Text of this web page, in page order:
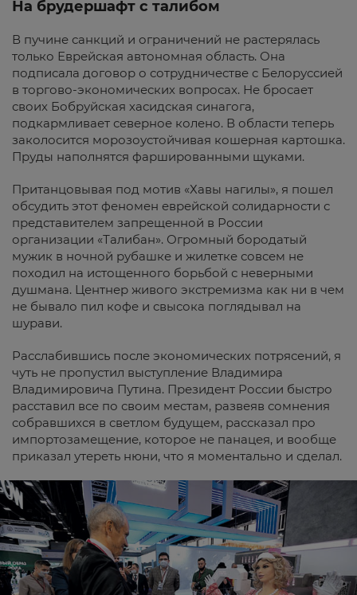
На брудершафт с талибом
В пучине санкций и ограничений не растерялась
только Еврейская автономная область. Она
подписала договор о сотрудничестве с Белоруссией
в торгово-экономических вопросах. Не бросает
своих Бобруйская хасидская синагога,
подкармливает северное колено. В области теперь
заколосится морозоустойчивая кошерная картошка.
Пруды наполнятся фаршированными щуками.
Пританцовывая под мотив «Хавы нагилы», я пошел
обсудить этот феномен еврейской солидарности с
представителем запрещенной в России
организации «Талибан». Огромный бородатый
мужик в ночной рубашке и жилетке совсем не
походил на истощенного борьбой с неверными
душмана. Центнер живого экстремизма как ни в чем
не бывало пил кофе и свысока поглядывал на
шурави.
Расслабившись после экономических потрясений, я
чуть не пропустил выступление Владимира
Владимировича Путина. Президент России быстро
расставил все по своим местам, развеяв сомнения
собравшихся в светлом будущем, рассказал про
импортозамещение, которое не панацея, и вообще
приказал утереть нюни, что я моментально и сделал.